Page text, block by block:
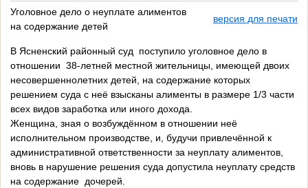
Уголовное дело о неуплате алиментов
на содержание детей
версия для печати
В Ясненский районный суд поступило уголовное дело в
отношении 38-летней местной жительницы, имеющей двоих
несовершеннолетних детей, на содержание которых
решением суда с неё взысканы алименты в размере 1/3 части
всех видов заработка или иного дохода.
Женщина, зная о возбуждённом в отношении неё
исполнительном производстве, и, будучи привлечённой к
административной ответственности за неуплату алиментов,
вновь в нарушение решения суда допустила неуплату средств
на содержание дочерей.